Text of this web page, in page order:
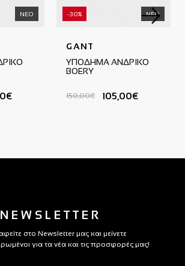
ΝΕΟ ΝΕΟ
-30%
GANT
ΥΠΟΔΗΜΑ ΑΝΔΡΙΚΟ
BOERY
150,00€ 105,00€
NEWSLETTER
στο Newsletter μας και μείνετε
για τα νέα και τις προσφορές μας!